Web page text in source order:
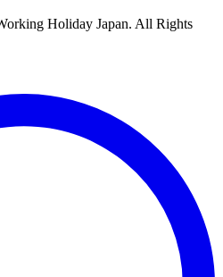
Holiday Japan. All Rights